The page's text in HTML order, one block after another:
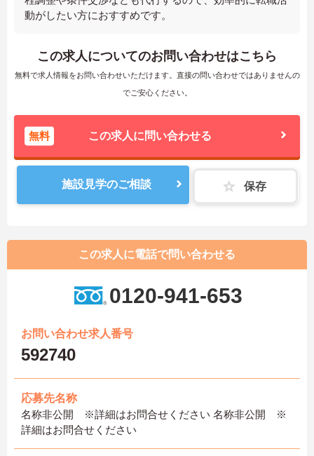
動がしたい方におすすめです。
この求人についてのお問い合わせはこちら
無料で求人情報をお問い合わせいただけます。直接の問い合わせではありませんの
でご安心ください。
無料 この求人に問い合わせる
施設見学のご相談 保存
この求人に電話で問い合わせる
0120-941-653
お問い合わせ求人番号
592740
応募先名称
名称非公開 ※詳細はお問合せください 名称非公開 ※
詳細はお問合せください